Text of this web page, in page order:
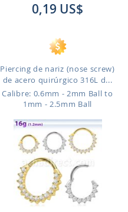
0,19 US$
Piercing de nariz (nose screw)
de acero quirúrgico 316L d...
Calibre: 0.6mm - 2mm Ball to
1mm - 2.5mm Ball